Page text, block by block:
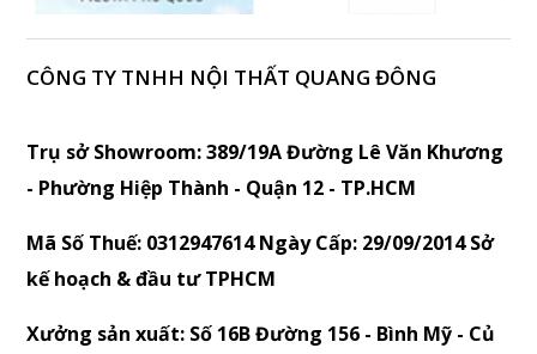
CÔNG TY TNHH NỘI THẤT QUANG ĐÔNG
Trụ sở Showroom: 389/19A Đường Lê Văn Khương
- Phường Hiệp Thành - Quận 12 - TP.HCM
Mã Số Thuế: 0312947614 Ngày Cấp: 29/09/2014 Sở
kế hoạch & đầu tư TPHCM
Xưởng sản xuất: Số 16B Đường 156 - Bình Mỹ - Củ